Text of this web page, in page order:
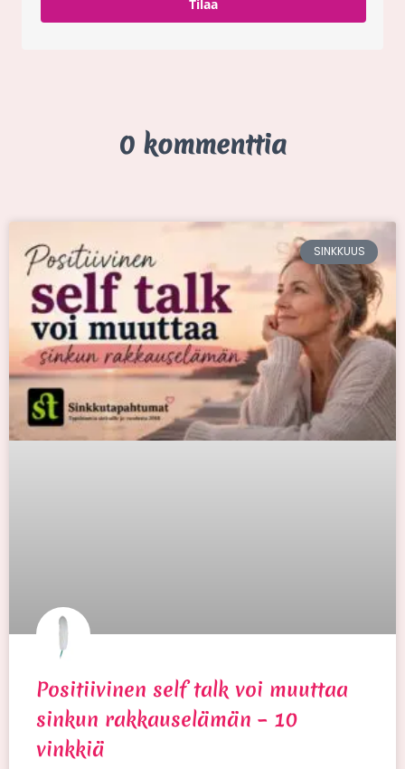
Tilaa
0 kommenttia
SINKKUUS
Positiivinen self talk voi muuttaa
sinkun rakkauselämän – 10
vinkkiä